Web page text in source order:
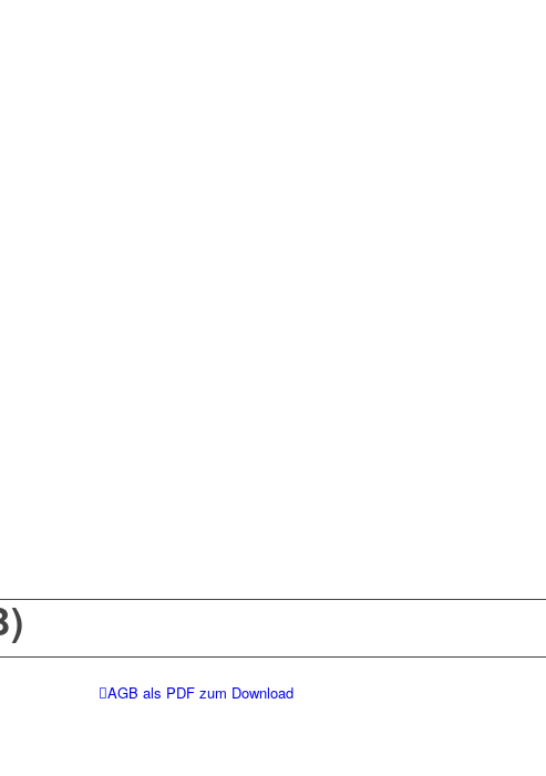
AGB als PDF zum Download